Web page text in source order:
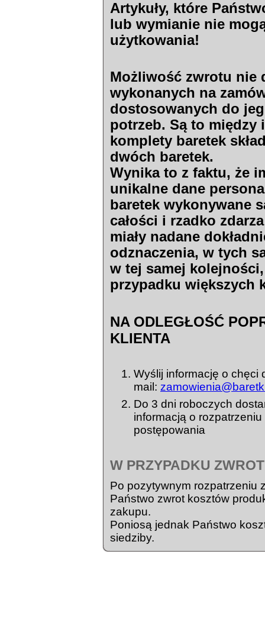
Artykuły, które
lub wymianie nie
użytkowania!
Możliwość zwrotu nie
wykonanych na
dostosowanych do
potrzeb. Są to
komplety baretek
dwóch baretek.
Wynika to z faktu, że
unikalne dane
baretek wykonywane
całości i rzadko
miały nadane
odznaczenia, w tych
w tej samej
przypadku większych
NA ODLEGŁOŚĆ
KLIENTA
Wyślij informację o chęci
mail:
Do 3 dni roboczych
informacją o
postępowania
W PRZYPADKU
Po pozytywnym rozpatrzeniu
Państwo zwrot kosztów
zakupu.
Poniosą jednak Państwo
siedziby.